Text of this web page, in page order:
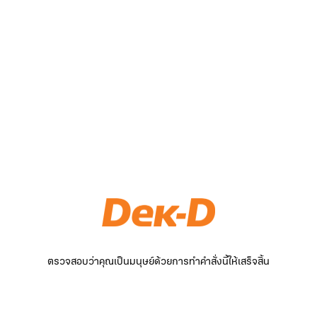
ตรวจสอบว่าคุณเป็นมนุษย์ด้วยการทำคำสั่งนี้ให้เสร็จสิ้น